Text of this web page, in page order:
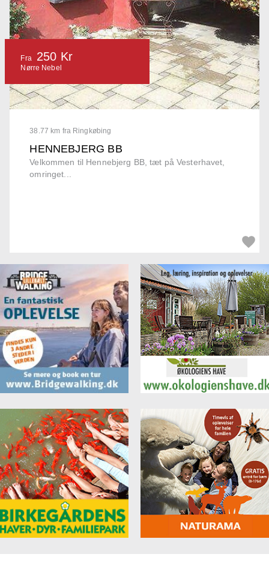
38.77 km fra Ringkøbing
HENNEBJERG BB
Velkommen til Hennebjerg BB, tæt på Vesterhavet,
omringet...
Fra 250 Kr
Nørre Nebel